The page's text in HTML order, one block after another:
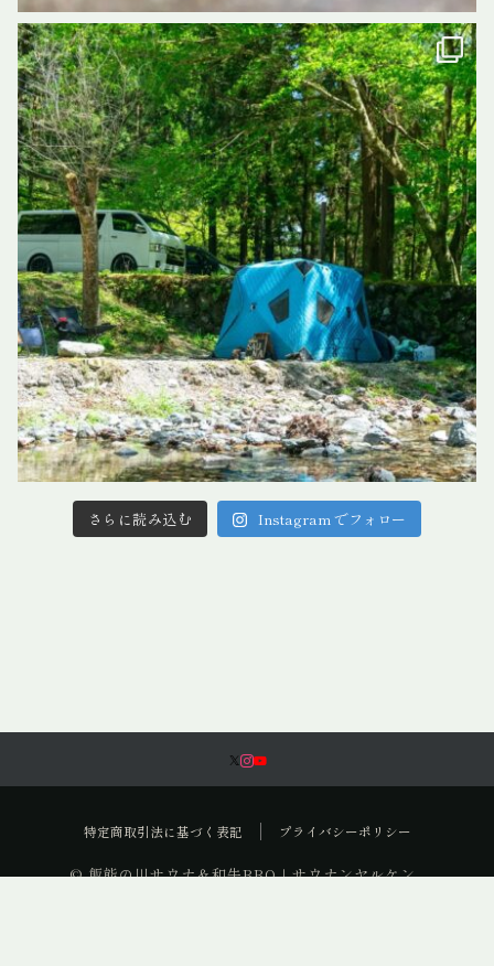
さらに読み込む Instagram でフォロー
特定商取引法に基づく表記 プライバシーポリシー
© 飯能の川サウナ＆和牛BBQ｜サウナンヤルケン